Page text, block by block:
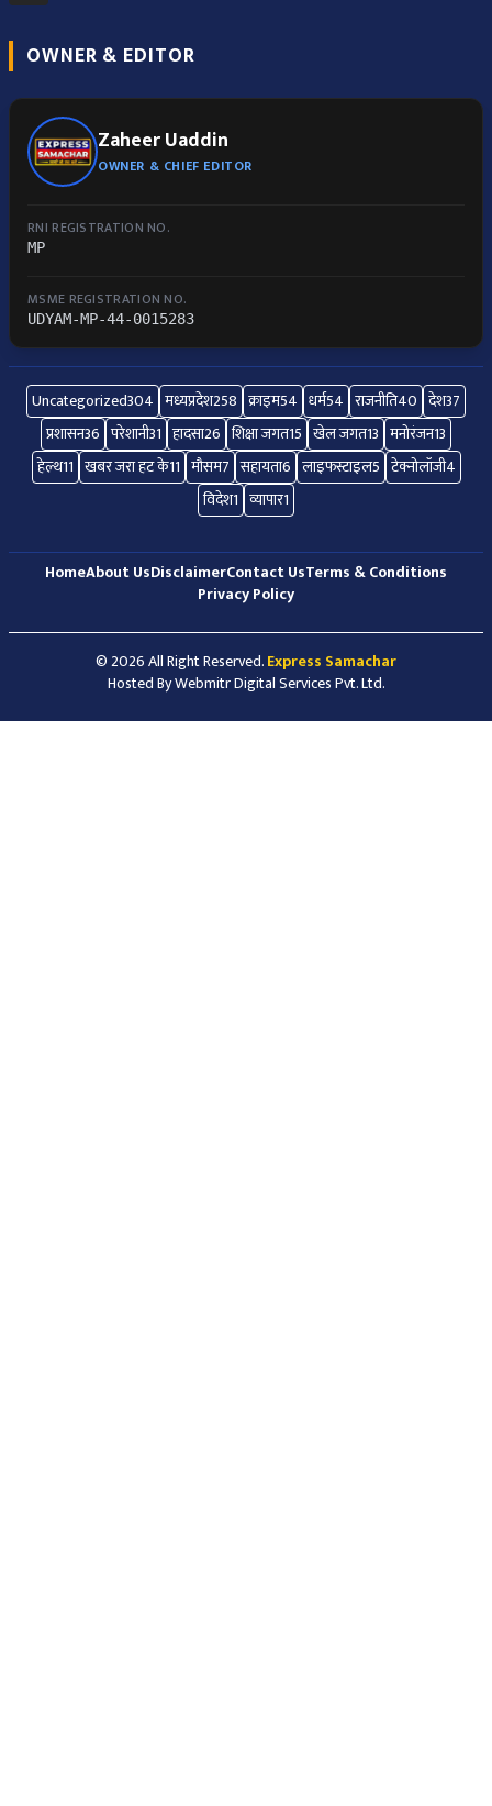
OWNER & EDITOR
Zaheer Uaddin
OWNER & CHIEF EDITOR
RNI REGISTRATION NO.
MP
MSME REGISTRATION NO.
UDYAM-MP-44-0015283
Uncategorized304 मध्यप्रदेश258 क्राइम54 धर्म54 राजनीति40 देश37
प्रशासन36 परेशानी31 हादसा26 शिक्षा जगत15 खेल जगत13 मनोरंजन13
हेल्थ11 खबर जरा हट के11 मौसम7 सहायता6 लाइफस्टाइल5 टेक्नोलॉजी4
विदेश1 व्यापार1
HomeAbout UsDisclaimerContact UsTerms & Conditions
Privacy Policy
© 2026 All Right Reserved.Express Samachar
Hosted ByWebmitr Digital Services Pvt. Ltd.